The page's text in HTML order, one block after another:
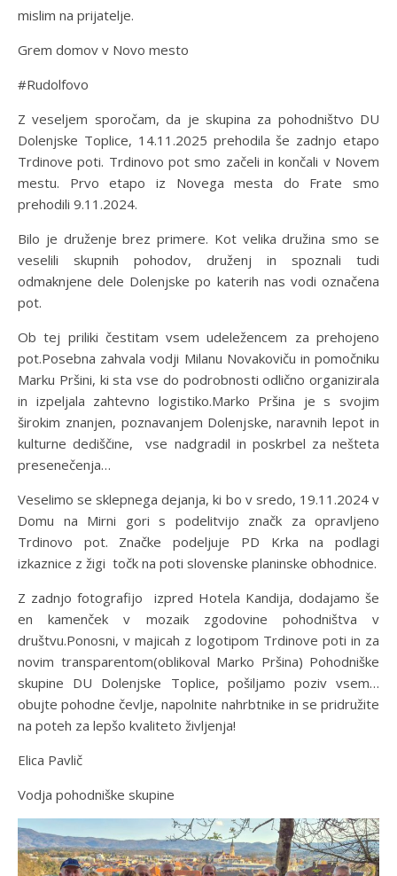
mislim na prijatelje.
Grem domov v Novo mesto
#Rudolfovo
Z veseljem sporočam, da je skupina za pohodništvo DU
Dolenjske Toplice, 14.11.2025 prehodila še zadnjo etapo
Trdinove poti. Trdinovo pot smo začeli in končali v Novem
mestu. Prvo etapo iz Novega mesta do Frate smo
prehodili 9.11.2024.
Bilo je druženje brez primere. Kot velika družina smo se
veselili skupnih pohodov, druženj in spoznali tudi
odmaknjene dele Dolenjske po katerih nas vodi označena
pot.
Ob tej priliki čestitam vsem udeležencem za prehojeno
pot.Posebna zahvala vodji Milanu Novakoviču in pomočniku
Marku Pršini, ki sta vse do podrobnosti odlično organizirala
in izpeljala zahtevno logistiko.Marko Pršina je s svojim
širokim znanjen, poznavanjem Dolenjske, naravnih lepot in
kulturne dediščine, vse nadgradil in poskrbel za nešteta
presenečenja…
Veselimo se sklepnega dejanja, ki bo v sredo, 19.11.2024 v
Domu na Mirni gori s podelitvijo značk za opravljeno
Trdinovo pot. Značke podeljuje PD Krka na podlagi
izkaznice z žigi točk na poti slovenske planinske obhodnice.
Z zadnjo fotografijo izpred Hotela Kandija, dodajamo še
en kamenček v mozaik zgodovine pohodništva v
društvu.Ponosni, v majicah z logotipom Trdinove poti in za
novim transparentom(oblikoval Marko Pršina) Pohodniške
skupine DU Dolenjske Toplice, pošiljamo poziv vsem…
obujte pohodne čevlje, napolnite nahrbtnike in se pridružite
na poteh za lepšo kvaliteto življenja!
Elica Pavlič
Vodja pohodniške skupine